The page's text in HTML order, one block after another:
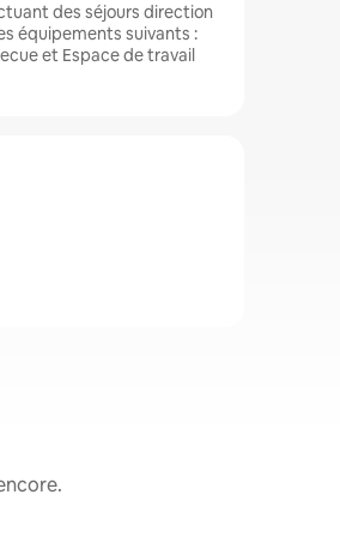
des séjours direction
équipements suivants :
et Espace de travail